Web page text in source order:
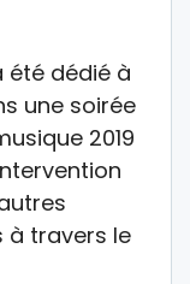
été dédié à
une soirée
2019
à travers le